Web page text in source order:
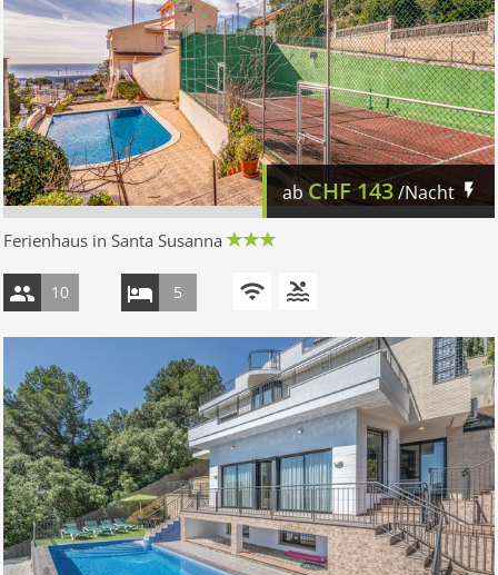
abCHF 143/Nacht
Ferienhaus in Santa Susanna
10 5